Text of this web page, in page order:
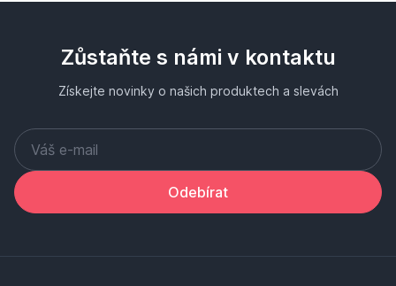
Zůstaňte s námi v kontaktu
Získejte novinky o našich produktech a slevách
Odebírat